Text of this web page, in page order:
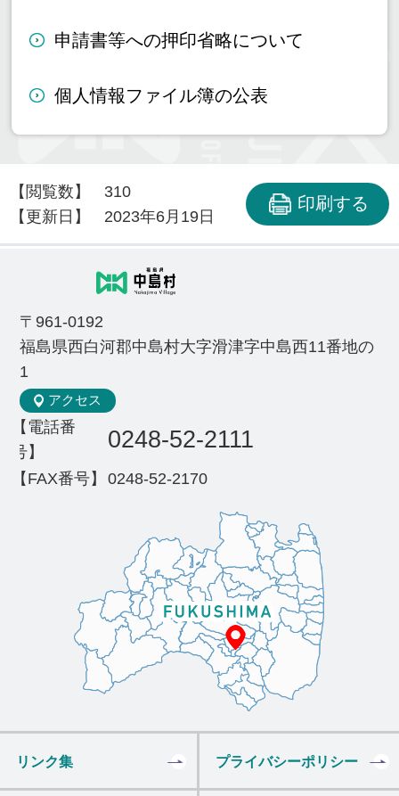
申請書等への押印省略について
個人情報ファイル簿の公表
【閲覧数】
310
【更新日】
2023年6月19日
印刷する
〒961-0192
福島県西白河郡中島村大字滑津字中島西11番地の
1
アクセス
【電話番
号】
0248-52-2111
【FAX番号】 0248-52-2170
リンク集 プライバシーポリシー